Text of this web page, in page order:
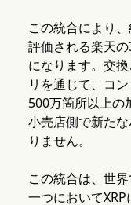
この統合により
評価される楽天
になります。交
リを通じて、コ
500万箇所以上の
小売店側で新た
りません。
この統合は、世
一つにおいて